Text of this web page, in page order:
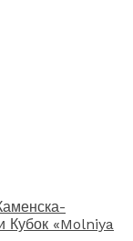
Кубок «Molniya